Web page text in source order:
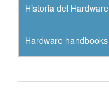
Historia del Hardware
Hardware handbooks